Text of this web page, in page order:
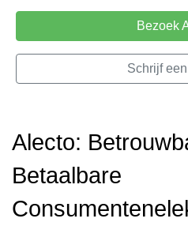
Bezoek
Schrijf
Alecto:
Betaalbare